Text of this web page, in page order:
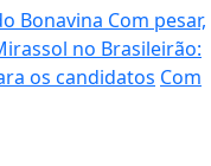
Bonavina Com pesar,
no Brasileirão:
os candidatos Com